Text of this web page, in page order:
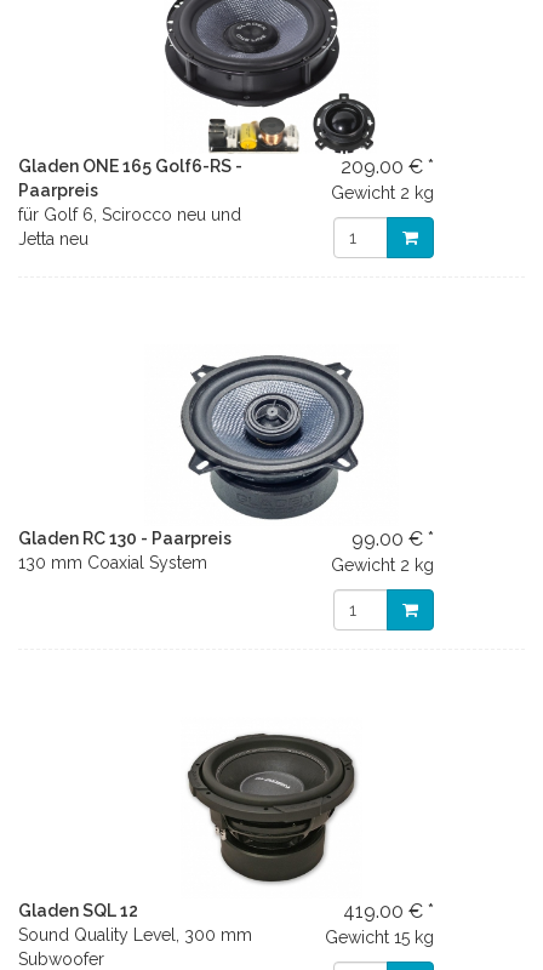
Gladen ONE 165 Golf6-RS -
Paarpreis
für Golf 6, Scirocco neu und
Jetta neu
209.00 € *
Gewicht 2 kg
Gladen RC 130 - Paarpreis
130 mm Coaxial System
99.00 € *
Gewicht 2 kg
Gladen SQL 12
Sound Quality Level, 300 mm
Subwoofer
419.00 € *
Gewicht 15 kg